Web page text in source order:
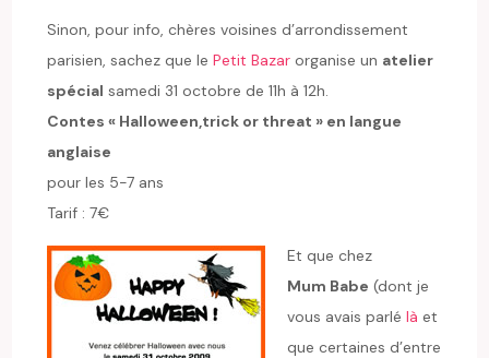
Sinon, pour info, chères voisines d’arrondissement
parisien, sachez que lePetit Bazarorganise un atelier
spécial samedi 31 octobre de 11h à 12h.
Contes « Halloween,trick or threat » en langue
anglaise
pour les 5-7 ans
Tarif : 7€
Et que chez
Mum Babe (dont je
vous avais parlélàet
que certaines d’entre